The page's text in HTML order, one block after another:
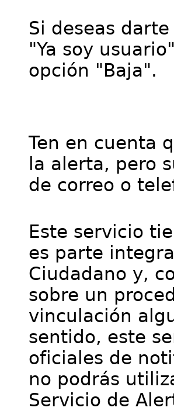
Si deseas
"Ya soy
opción "Baja".
Ten en cuenta
la alerta, pero
de correo o
Este servicio
es parte
Ciudadano y,
sobre un
vinculación
sentido, este
oficiales de
no podrás
Servicio de